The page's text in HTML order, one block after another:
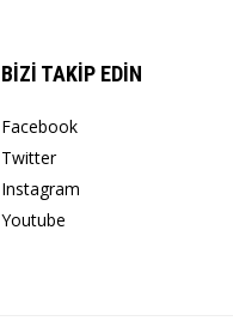
BİZİ TAKİP EDİN
Facebook
Twitter
Instagram
Youtube